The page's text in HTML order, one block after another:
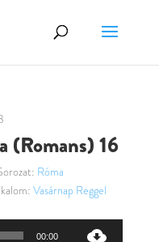
(Romans) 16
Róma
Vasárnap Reggel
00:00